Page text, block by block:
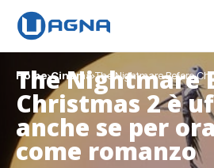
Home Cinema The Nightmare Before
per ora solo come
The Nightmare
Christmas 2 è
anche se per
come romanzo